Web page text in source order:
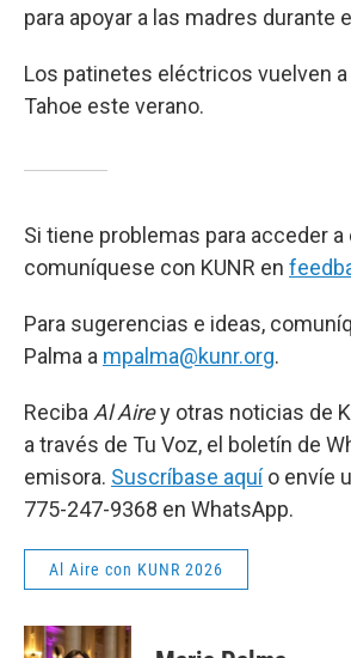
para apoyar a las madres durante
Los patinetes eléctricos vuelven a
Tahoe este verano.
Si tiene problemas para acceder
comuníquese con KUNR en
Para sugerencias e ideas,
Palma a mpalma@kunr.org.
Reciba Al Airey otras noticias de
a través de Tu Voz, el boletín de
emisora. Suscríbase aquío envíe
775-247-9368 en WhatsApp.
Al Aire con KUNR 2026